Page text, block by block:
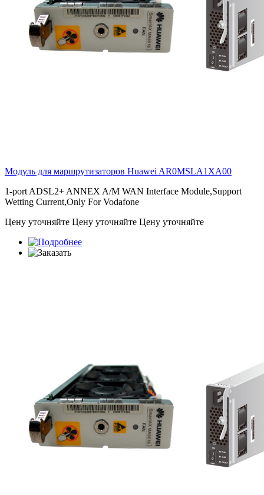
Модуль для маршрутизаторов Huawei AR0MSLA1XA00
1-port ADSL2+ ANNEX A/M WAN Interface Module,Support
Wetting Current,Only For Vodafone
Цену уточняйте Цену уточняйте Цену уточняйте